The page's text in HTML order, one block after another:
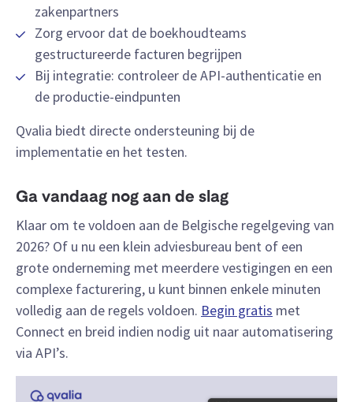
zakenpartners
Zorg ervoor dat de boekhoudteams
gestructureerde facturen begrijpen
Bij integratie: controleer de API-authenticatie en
de productie-eindpunten
Qvalia biedt directe ondersteuning bij de
implementatie en het testen.
Ga vandaag nog aan de slag
Klaar om te voldoen aan de Belgische regelgeving van
2026? Of u nu een klein adviesbureau bent of een
grote onderneming met meerdere vestigingen en een
complexe facturering, u kunt binnen enkele minuten
volledig aan de regels voldoen. Begin gratis met
Connect en breid indien nodig uit naar automatisering
via API’s.